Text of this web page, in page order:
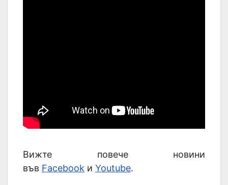
Вижте повече новини
във Facebook и Youtube.